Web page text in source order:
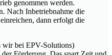
genommen werden.
Nach Inbetriebnahme die
dann erfolgt die
wir bei EPV-Solutions)